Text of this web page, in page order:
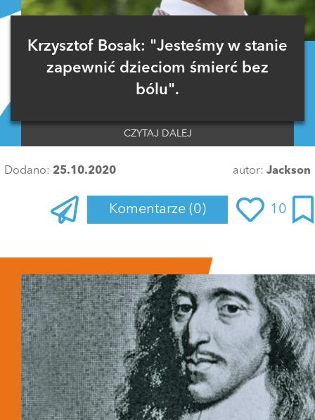
Krzysztof Bosak: "Jesteśmy w stanie
zapewnić dzieciom śmierć bez
bólu".
CZYTAJ DALEJ
Dodano: 25.10.2020 autor: Jackson
Komentarze (0) 10